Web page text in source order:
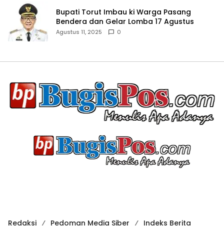
Bupati Torut Imbau ki Warga Pasang
Bendera dan Gelar Lomba 17 Agustus
Agustus 11, 2025 0
Redaksi Pedoman Media Siber Indeks Berita